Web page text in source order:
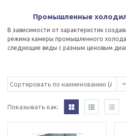
Промышленные
В зависимости от характеристик
режима камеры промышленного
следующие виды с разным ценовым
Показывать как: